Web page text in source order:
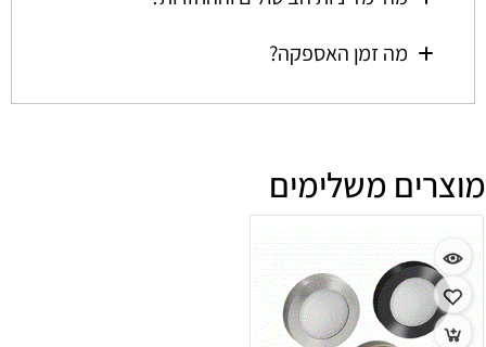
מה זמן האספקה?
מוצרים משלימים